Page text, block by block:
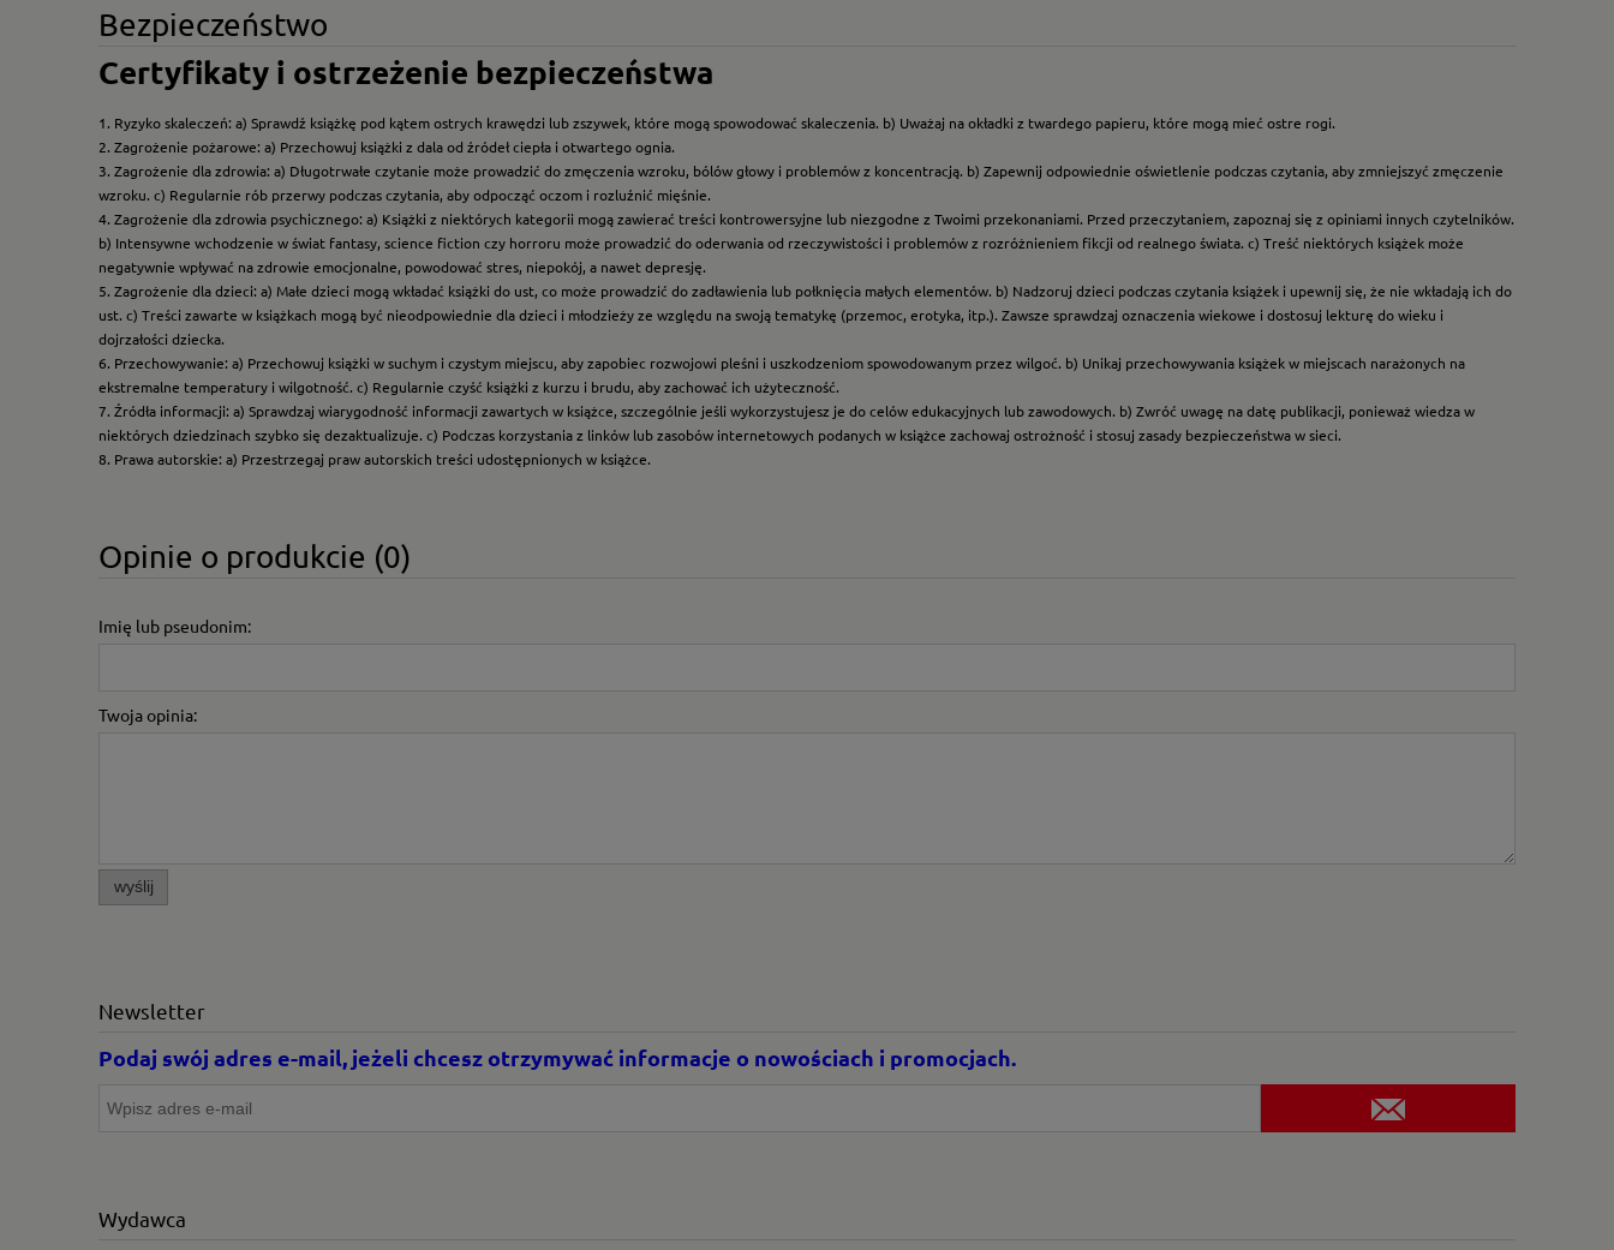
Bezpieczeństwo
Certyfikaty i ostrzeżenie bezpieczeństwa
1. Ryzyko skaleczeń: a) Sprawdź książkę pod kątem ostrych krawędzi lub zszywek, które mogą spowodować skaleczenia. b) Uważaj na okładki z twardego papieru, które mogą mieć ostre rogi.
2. Zagrożenie pożarowe: a) Przechowuj książki z dala od źródeł ciepła i otwartego ognia.
3. Zagrożenie dla zdrowia: a) Długotrwałe czytanie może prowadzić do zmęczenia wzroku, bólów głowy i problemów z koncentracją. b) Zapewnij odpowiednie oświetlenie podczas czytania, aby zmniejszyć zmęczenie
wzroku. c) Regularnie rób przerwy podczas czytania, aby odpocząć oczom i rozluźnić mięśnie.
4. Zagrożenie dla zdrowia psychicznego: a) Książki z niektórych kategorii mogą zawierać treści kontrowersyjne lub niezgodne z Twoimi przekonaniami. Przed przeczytaniem, zapoznaj się z opiniami innych czytelników.
b) Intensywne wchodzenie w świat fantasy, science fiction czy horroru może prowadzić do oderwania od rzeczywistości i problemów z rozróżnieniem fikcji od realnego świata. c) Treść niektórych książek może
negatywnie wpływać na zdrowie emocjonalne, powodować stres, niepokój, a nawet depresję.
5. Zagrożenie dla dzieci: a) Małe dzieci mogą wkładać książki do ust, co może prowadzić do zadławienia lub połknięcia małych elementów. b) Nadzoruj dzieci podczas czytania książek i upewnij się, że nie wkładają ich do
ust. c) Treści zawarte w książkach mogą być nieodpowiednie dla dzieci i młodzieży ze względu na swoją tematykę (przemoc, erotyka, itp.). Zawsze sprawdzaj oznaczenia wiekowe i dostosuj lekturę do wieku i
dojrzałości dziecka.
6. Przechowywanie: a) Przechowuj książki w suchym i czystym miejscu, aby zapobiec rozwojowi pleśni i uszkodzeniom spowodowanym przez wilgoć. b) Unikaj przechowywania książek w miejscach narażonych na
ekstremalne temperatury i wilgotność. c) Regularnie czyść książki z kurzu i brudu, aby zachować ich użyteczność.
7. Źródła informacji: a) Sprawdzaj wiarygodność informacji zawartych w książce, szczególnie jeśli wykorzystujesz je do celów edukacyjnych lub zawodowych. b) Zwróć uwagę na datę publikacji, ponieważ wiedza w
niektórych dziedzinach szybko się dezaktualizuje. c) Podczas korzystania z linków lub zasobów internetowych podanych w książce zachowaj ostrożność i stosuj zasady bezpieczeństwa w sieci.
8. Prawa autorskie: a) Przestrzegaj praw autorskich treści udostępnionych w książce.
Opinie o produkcie (0)
Imię lub pseudonim:
Twoja opinia:
wyślij
Newsletter
Podaj swój adres e-mail, jeżeli chcesz otrzymywać informacje o nowościach i promocjach.
Wydawca